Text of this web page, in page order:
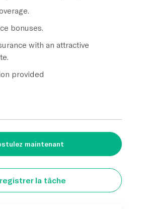
bonuses.
with an attractive
provided
maintenant
la tâche